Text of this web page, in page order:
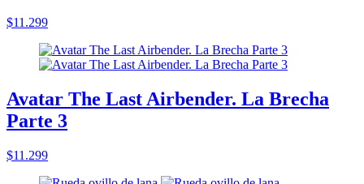
$11.299
Avatar The Last Airbender. La Brecha
Parte 3
$11.299